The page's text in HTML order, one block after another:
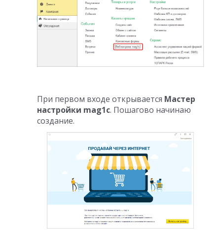
При первом входе открывается Мастер
настройки mag1c. Пошагово начинаю
создание.